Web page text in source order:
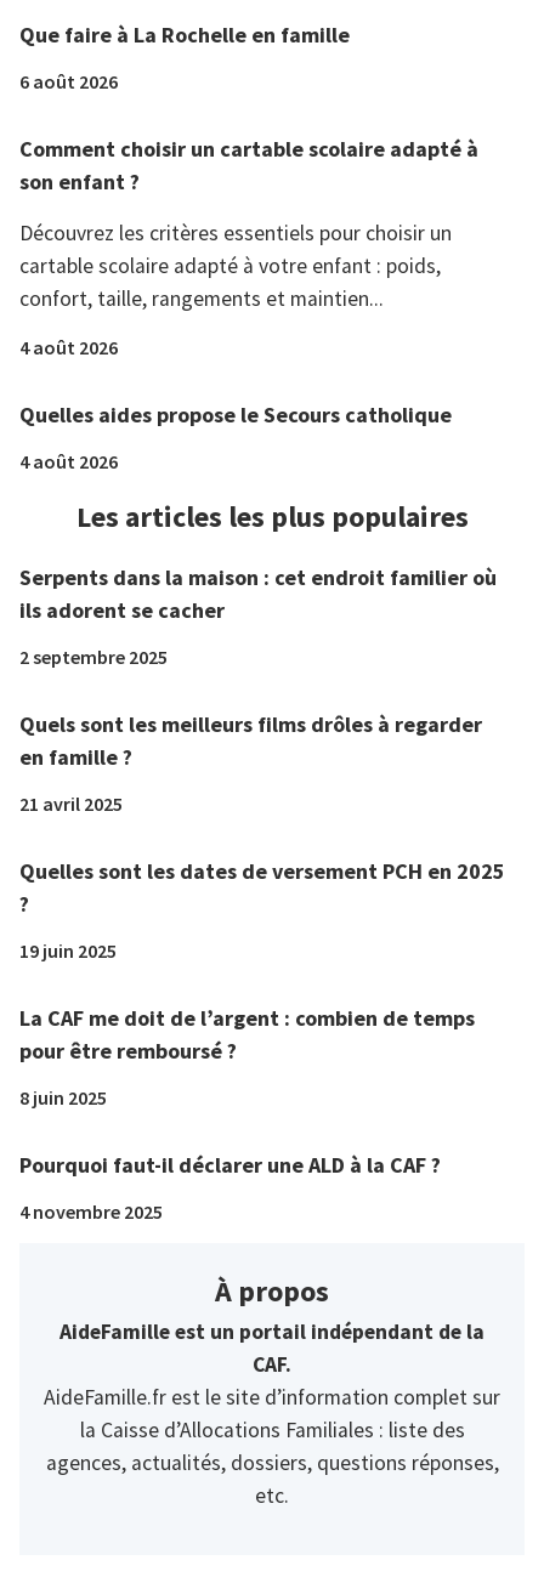
Que faire à La Rochelle en famille
6 août 2026
Comment choisir un cartable scolaire adapté à
son enfant ?
Découvrez les critères essentiels pour choisir un
cartable scolaire adapté à votre enfant : poids,
confort, taille, rangements et maintien...
4 août 2026
Quelles aides propose le Secours catholique
4 août 2026
Les articles les plus populaires
Serpents dans la maison : cet endroit familier où
ils adorent se cacher
2 septembre 2025
Quels sont les meilleurs films drôles à regarder
en famille ?
21 avril 2025
Quelles sont les dates de versement PCH en 2025
?
19 juin 2025
La CAF me doit de l’argent : combien de temps
pour être remboursé ?
8 juin 2025
Pourquoi faut-il déclarer une ALD à la CAF ?
4 novembre 2025
À propos
AideFamille est un portail indépendant de la
CAF.
AideFamille.fr est le site d’information complet sur
la Caisse d’Allocations Familiales : liste des
agences, actualités, dossiers, questions réponses,
etc.